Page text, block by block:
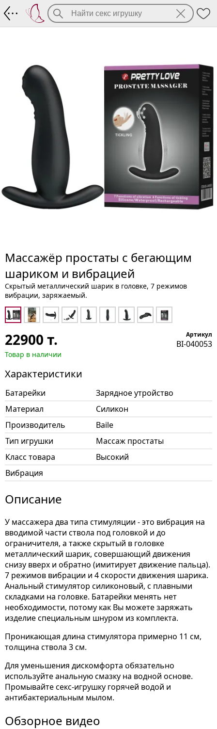
Массажёр простаты с бегающим
шариком и вибрацией
Скрытый металлический шарик в головке, 7 режимов
вибрации, заряжаемый.
22900 т.
Товар в наличии
Артикул
BI-040053
Характеристики
Батарейки
Зарядное утройство
Материал
Силикон
Производитель
Baile
Тип игрушки
Массаж простаты
Класс товара
Высокий
Вибрация
Описание
У массажера два типа стимуляции - это вибрация на
вводимой части ствола под головкой и до
ограничителя, а также скрытый в головке
металлический шарик, совершающий движения
снизу вверх и обратно (имитирует движение пальца).
7 режимов вибрации и 4 скорости движения шарика.
Анальный стимулятор силиконовый, с плавными
складками на головке. Батарейки менять нет
необходимости, потому как Вы можете заряжать
изделие специальным шнуром из комплекта.
Проникающая длина стимулятора примерно 11 см,
толщина ствола 3 см.
Для уменьшения дискомфорта обязательно
используйте анальную смазку на водной основе.
Промывайте секс-игрушку горячей водой и
антибактериальным мылом.
Обзорное видео
Массажёр простаты с бегающим